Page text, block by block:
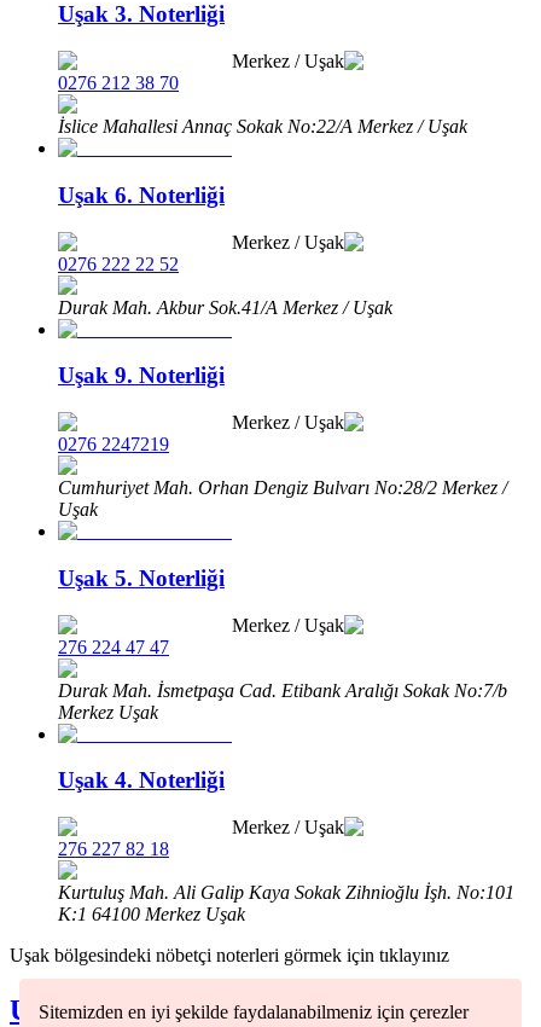
Sitemizden en iyi şekilde faydalanabilmeniz için çerezler
Uşak 3. Noterliği
Merkez /Uşak
0276 212 38 70
İslice Mahallesi Annaç Sokak No:22/A Merkez / Uşak
Uşak 6. Noterliği
Merkez /Uşak
0276 222 22 52
Durak Mah. Akbur Sok.41/A Merkez / Uşak
Uşak 9. Noterliği
Merkez /Uşak
0276 2247219
Cumhuriyet Mah. Orhan Dengiz Bulvarı No:28/2 Merkez /
Uşak
Uşak 5. Noterliği
Merkez /Uşak
276 224 47 47
Durak Mah. İsmetpaşa Cad. Etibank Aralığı Sokak No:7/b
Merkez Uşak
Uşak 4. Noterliği
Merkez /Uşak
276 227 82 18
Kurtuluş Mah. Ali Galip Kaya Sokak Zihnioğlu İşh. No:101
K:1 64100 Merkez Uşak
Uşak bölgesindeki nöbetçi noterleri görmek için tıklayınız
UşakNöbetçi Noterleri